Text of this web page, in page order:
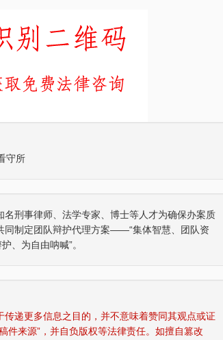
守所
刑事律师、法学专家、博士等人才为确保办案质
同制定团队辩护代理方案——“集体智慧、团队资
、为自由呐喊”。
递更多信息之目的，并不意味着赞同其观点或证
件来源”，并自负版权等法律责任。如擅自篡改